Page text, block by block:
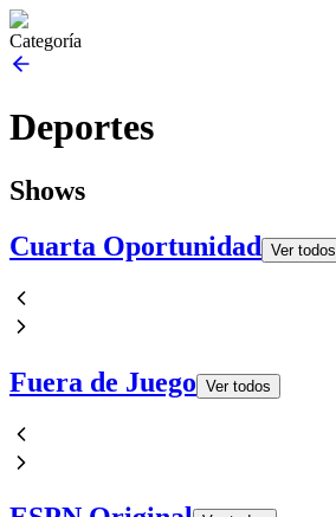
Categoría
Deportes
Shows
Cuarta Oportunidad Ver todos
Fuera de Juego Ver todos